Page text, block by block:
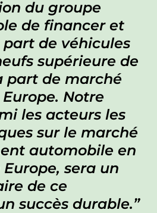
du groupe
de financer et
de véhicules
supérieure de
part de marché
Notre
les acteurs les
sur le marché
automobile en
sera un
de ce
succès durable.